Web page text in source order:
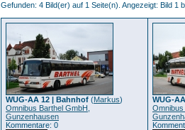
Gefunden: 4 Bild(er) auf 1 Seite(n). Angezeigt: Bild 1
WUG-AA 12 | Bahnhof (Markus)
Omnibus Barthel GmbH,
Gunzenhausen
Kommentare: 0
WUG-